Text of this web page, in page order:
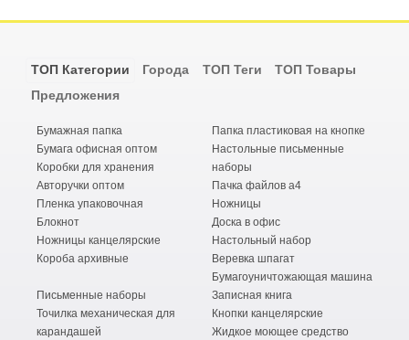
ТОП Категории Города ТОП Теги
ТОП Товары
Предложения
Бумажная папка
Бумага офисная оптом
Коробки для хранения
Авторучки оптом
Пленка упаковочная
Блокнот
Ножницы канцелярские
Короба архивные
Папка пластиковая на кнопке
Настольные письменные
наборы
Пачка файлов а4
Ножницы
Доска в офис
Настольный набор
Веревка шпагат
Бумагоуничтожающая машина
Письменные наборы
Точилка механическая для
карандашей
Записная книга
Кнопки канцелярские
Жидкое моющее средство